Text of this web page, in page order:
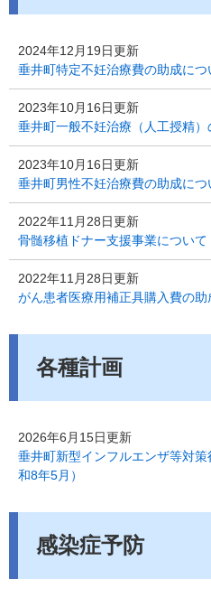
2024年12月19日更新
垂井町特定不妊治療費の助成につ
2023年10月16日更新
垂井町一般不妊治療（人工授精）
2023年10月16日更新
垂井町男性不妊治療費の助成につ
2022年11月28日更新
骨髄移植ドナー支援事業について
2022年11月28日更新
がん患者医療用補正具購入費の助
各種計画
2026年6月15日更新
垂井町新型インフルエンザ等対
和8年5月）
感染症予防